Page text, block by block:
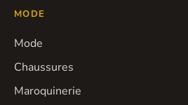
MODE
Mode
Chaussures
Maroquinerie